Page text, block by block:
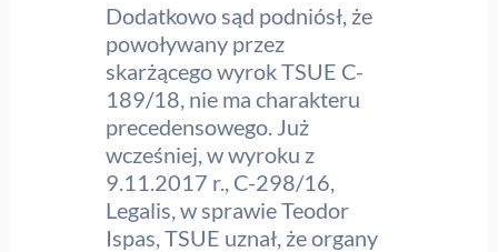
Dodatkowo sąd podniósł, że
powoływany przez
skarżącego wyrok TSUE C-
189/18, nie ma charakteru
precedensowego. Już
wcześniej, w wyroku z
9.11.2017 r., C-298/16,
Legalis, w sprawie Teodor
Ispas, TSUE uznał, że organy